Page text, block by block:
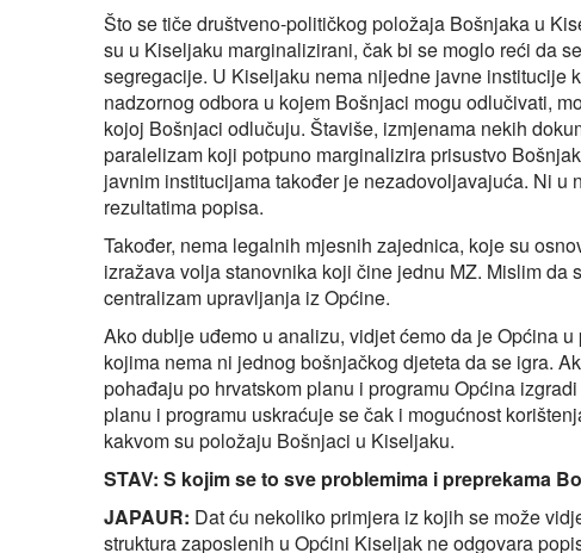
Što se tiče društveno-političkog položaja Bošnjaka u
su u Kiseljaku marginalizirani, čak bi se moglo reći da
segregacije. U Kiseljaku nema nijedne javne institucije
nadzornog odbora u kojem Bošnjaci mogu odlučivati,
kojoj Bošnjaci odlučuju. Štaviše, izmjenama nekih
paralelizam koji potpuno marginalizira prisustvo
javnim institucijama također je nezadovoljavajuća. Ni
rezultatima popisa.
Također, nema legalnih mjesnih zajednica, koje su
izražava volja stanovnika koji čine jednu MZ. Mislim da
centralizam upravljanja iz Općine.
Ako dublje uđemo u analizu, vidjet ćemo da je Općina
kojima nema ni jednog bošnjačkog djeteta da se igra.
pohađaju po hrvatskom planu i programu Općina
planu i programu uskraćuje se čak i mogućnost
kakvom su položaju Bošnjaci u Kiseljaku.
STAV: S kojim se to sve problemima i preprekama
JAPAUR: Dat ću nekoliko primjera iz kojih se može
struktura zaposlenih u Općini Kiseljak ne odgovara